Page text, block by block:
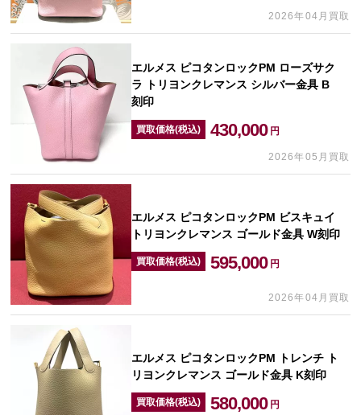
2026年04月買取
エルメス ピコタンロックPM ローズサク
ラ トリヨンクレマンス シルバー金具 B
刻印
買取価格(税込) 430,000 円
2026年05月買取
エルメス ピコタンロックPM ビスキュイ
トリヨンクレマンス ゴールド金具 W刻印
買取価格(税込) 595,000 円
2026年04月買取
エルメス ピコタンロックPM トレンチ ト
リヨンクレマンス ゴールド金具 K刻印
買取価格(税込) 580,000 円